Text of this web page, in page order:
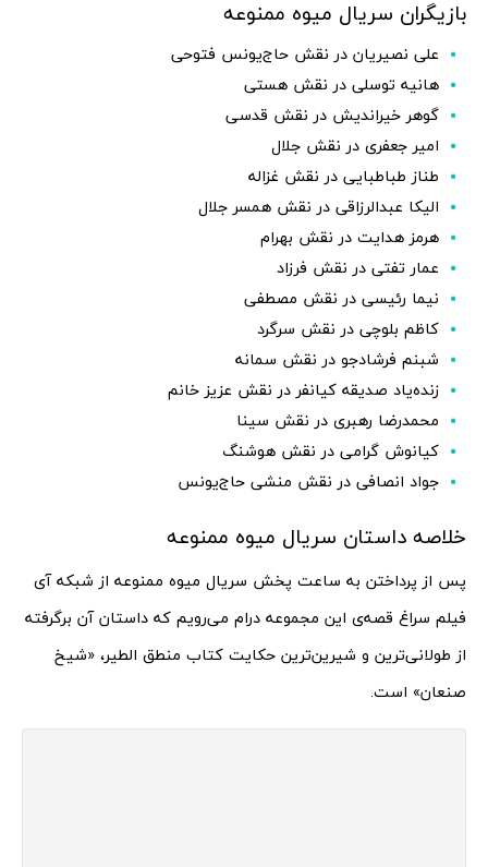
بازیگران سریال میوه ممنوعه
علی نصیریان در نقش حاج‌یونس فتوحی
هانیه توسلی در نقش هستی
گوهر خیراندیش در نقش قدسی
امیر جعفری در نقش جلال
طناز طباطبایی در نقش غزاله
الیکا عبدالرزاقی در نقش همسر جلال
هرمز هدایت در نقش بهرام
عمار تفتی در نقش فرزاد
نیما رئیسی در نقش مصطفی
کاظم بلوچی در نقش سرگرد
شبنم فرشادجو در نقش سمانه
زنده‌یاد صدیقه کیانفر در نقش عزیز خانم
محمدرضا رهبری در نقش سینا
کیانوش گرامی در نقش هوشنگ
جواد انصافی در نقش منشی حاج‌یونس
خلاصه داستان سریال میوه ممنوعه
پس از پرداختن به ساعت پخش سریال میوه ممنوعه از شبکه آی
فیلم سراغ قصه‌ی این مجموعه درام می‌رویم که داستان آن برگرفته
از طولانی‌ترین و شیرین‌ترین حکایت کتاب منطق الطیر، «شیخ
صنعان» است.